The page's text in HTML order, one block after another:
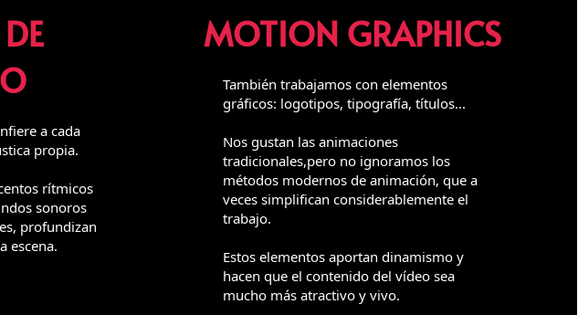
a cada
propia.
rítmicos
sonoros
profundizan
escena.
MOTION GRAPHICS
También trabajamos con elementos
gráficos: logotipos, tipografía, títulos...
Nos gustan las animaciones
tradicionales,pero no ignoramos los
métodos modernos de animación, que a
veces simplifican considerablemente el
trabajo.
​Estos elementos aportan dinamismo y
hacen que el contenido del vídeo sea
mucho más atractivo y vivo.